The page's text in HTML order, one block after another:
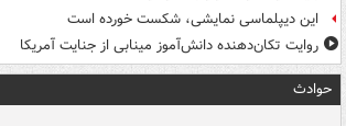
این دیپلماسی نمایشی، شکست خورده است
روایت تکان‌دهنده دانش‌آموز مینابی از جنایت آمریکا
حوادث